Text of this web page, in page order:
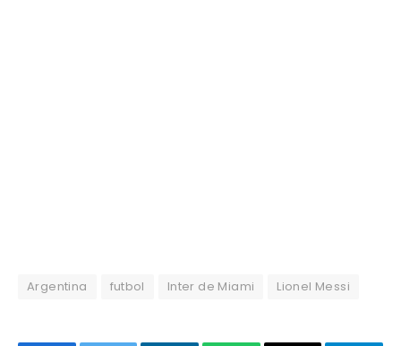
Argentina futbol Inter de Miami Lionel Messi